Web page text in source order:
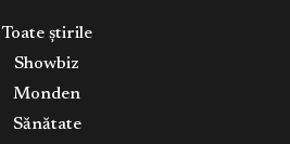
Toate știrile
Showbiz
Monden
Sănătate